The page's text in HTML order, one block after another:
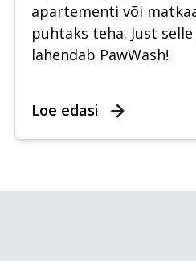
apartementi või
puhtaks teha. Just
lahendab PawWash!
Loe edasi